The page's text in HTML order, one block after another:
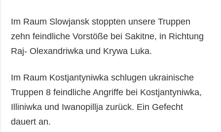
Im Raum Slowjansk stoppten unsere Truppen
zehn feindliche Vorstöße bei Sakitne, in Richtung
Raj- Olexandriwka und Krywa Luka.
Im Raum Kostjantyniwka schlugen ukrainische
Truppen 8 feindliche Angriffe bei Kostjantyniwka,
Illiniwka und Iwanopillja zurück. Ein Gefecht
dauert an.